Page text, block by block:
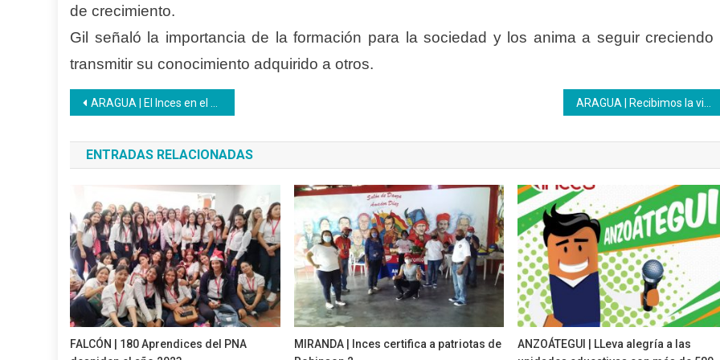
de crecimiento.
Gil señaló la importancia de la formación para la sociedad y los anima a seguir creciendo
transmitir su conocimiento adquirido a otros.
Navegación
de
entradas
ARAGUA | El Inces en el municipio José Félix Ribas desde inicia talleres de formación.
ENTRADAS RELACIONADAS
FALCÓN | 180 Aprendices del PNA
MIRANDA | Inces certifica a patriotas de
ANZOÁTEGUI | LLeva alegría a las